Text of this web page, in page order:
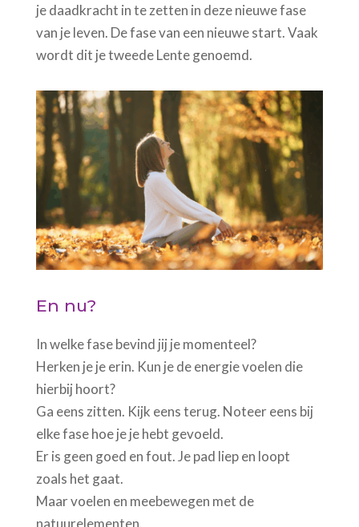
je daadkracht in te zetten in deze nieuwe fase
van je leven. De fase van een nieuwe start. Vaak
wordt dit je tweede Lente genoemd.
En nu?
In welke fase bevind jij je momenteel?
Herken je je erin. Kun je de energie voelen die
hierbij hoort?
Ga eens zitten. Kijk eens terug. Noteer eens bij
elke fase hoe je je hebt gevoeld.
Er is geen goed en fout. Je pad liep en loopt
zoals het gaat.
Maar voelen en meebewegen met de
natuurelementen.